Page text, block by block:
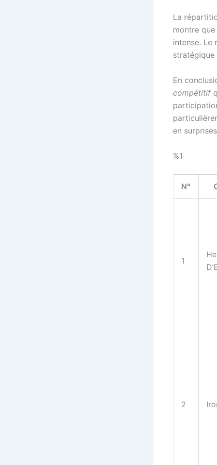
La
montre
intense. Le
stratégique
En
compétitif
en
%1
N°
1
2